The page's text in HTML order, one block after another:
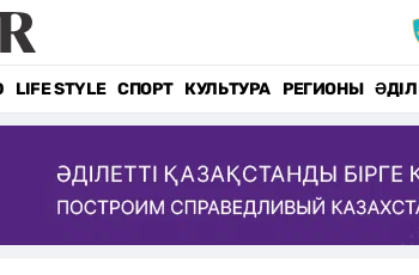
LIFE STYLE СПОРТ КУЛЬТУРА РЕГИОНЫ